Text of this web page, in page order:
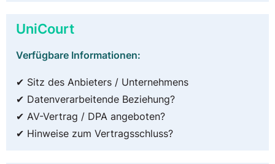
UniCourt
Verfügbare Informationen:
✔ Sitz des Anbieters / Unternehmens
✔ Datenverarbeitende Beziehung?
✔ AV-Vertrag / DPA angeboten?
✔ Hinweise zum Vertragsschluss?